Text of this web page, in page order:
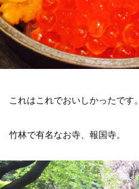
これはこれでおいしかったです。
竹林で有名なお寺、報国寺。